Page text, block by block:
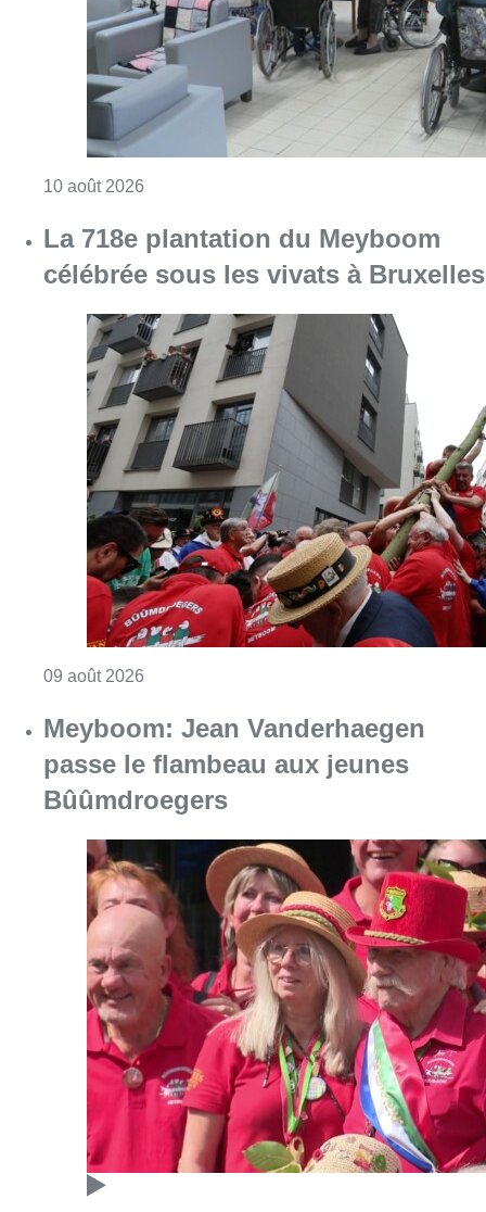
09 août 2026 Consulter l'article "La 718e plantation du
Meyboom: Jean Vanderhaegen
passe le flambeau aux jeunes
Bûûmdroegers
09 août 2026Consulter l'article "Meyboom: Jean
Partager l'article
Facebook
TwitterWhatsApp
Share
03 janvier 2024- 18h16
News
Offres d’emploi